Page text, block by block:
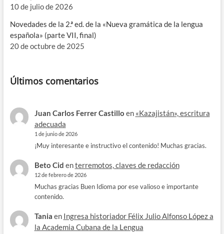
10 de julio de 2026
Novedades de la 2.ª ed. de la «Nueva gramática de la lengua
española» (parte VII, final)
20 de octubre de 2025
Últimos comentarios
Juan Carlos Ferrer Castillo en «Kazajistán», escritura
adecuada
1 de junio de 2026
¡Muy interesante e instructivo el contenido! Muchas gracias.
Beto Cid enterremotos, claves de redacción
12 de febrero de 2026
Muchas gracias Buen Idioma por ese valioso e importante
contenido.
Tania en Ingresa historiador Félix Julio Alfonso López a
la Academia Cubana de la Lengua